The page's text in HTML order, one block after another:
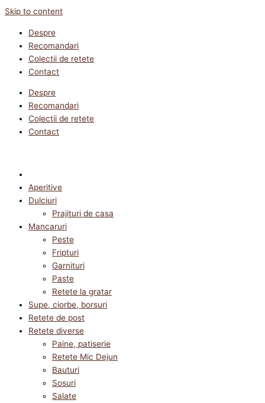
Skip to content
Despre
Recomandari
Colectii de retete
Contact
Despre
Recomandari
Colectii de retete
Contact
Aperitive
Dulciuri
Prajituri de casa
Mancaruri
Peste
Fripturi
Garnituri
Paste
Retete la gratar
Supe, ciorbe, borsuri
Retete de post
Retete diverse
Paine, patiserie
Retete Mic Dejun
Bauturi
Sosuri
Salate